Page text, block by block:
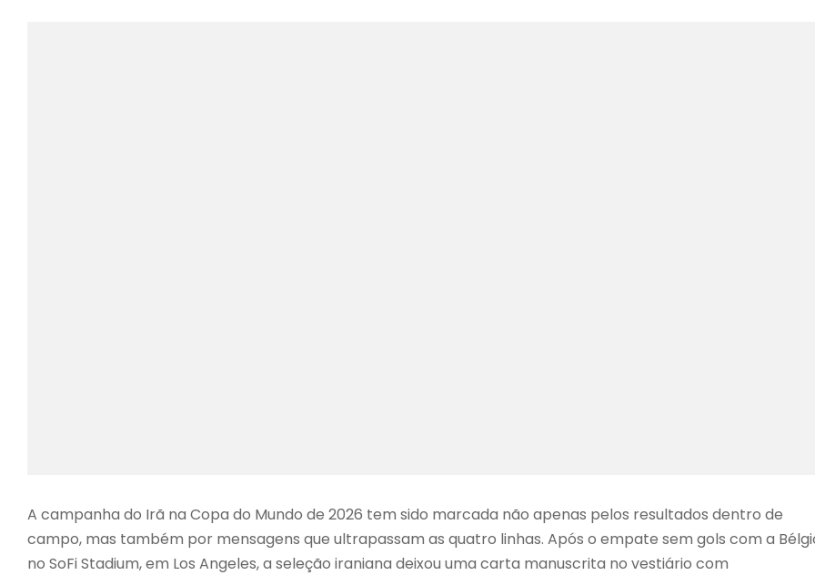
A campanha do Irã na Copa do Mundo de 2026 tem sido marcada não apenas pelos resultados dentro de
campo, mas também por mensagens que ultrapassam as quatro linhas. Após o empate sem gols com a
no SoFi Stadium, em Los Angeles, a seleção iraniana deixou uma carta manuscrita no vestiário com